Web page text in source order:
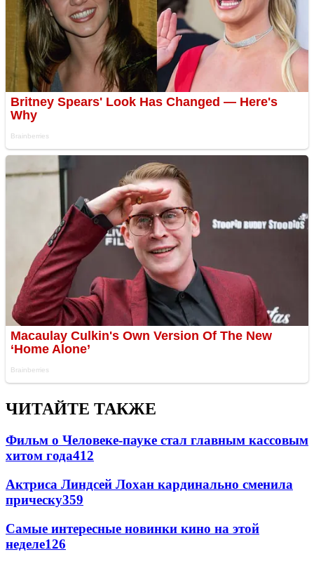
ЧИТАЙТЕ ТАКЖЕ
Фильм о Человеке-пауке стал главным кассовым
хитом года412
Актриса Линдсей Лохан кардинально сменила
прическу359
Самые интересные новинки кино на этой
неделе126